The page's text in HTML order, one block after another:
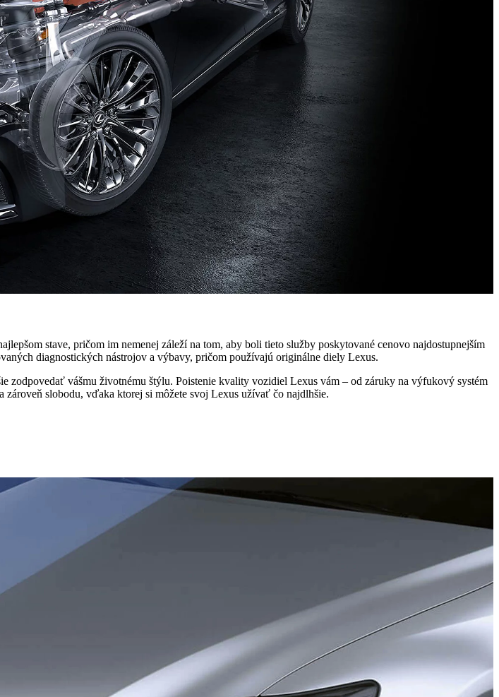
stave, pričom im nemenej záleží na tom, aby boli tieto služby poskytované cenovo najdostupnejším
diagnostických nástrojov a výbavy, pričom používajú originálne diely Lexus.
zodpovedať vášmu životnému štýlu. Poistenie kvality vozidiel Lexus vám – od záruky na výfukový systém
slobodu, vďaka ktorej si môžete svoj Lexus užívať čo najdlhšie.